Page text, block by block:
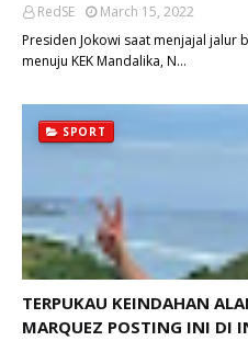
RedSE
March 15, 2022
Presiden Jokowi saat menjajal jalur
menuju KEK Mandalika, N…
SPORT
TERPUKAU KEINDAHAN
MARQUEZ POSTING INI DI